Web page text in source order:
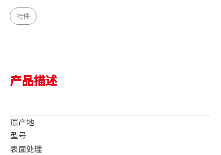
挂件
产品描述
原产地
型号
表面处理